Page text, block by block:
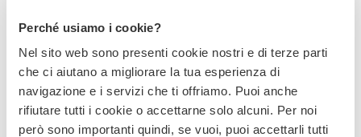
Perché usiamo i cookie?
Nel sito web sono presenti cookie nostri e di terze parti
che ci aiutano a migliorare la tua esperienza di
navigazione e i servizi che ti offriamo. Puoi anche
rifiutare tutti i cookie o accettarne solo alcuni. Per noi
però sono importanti quindi, se vuoi, puoi accettarli tutti